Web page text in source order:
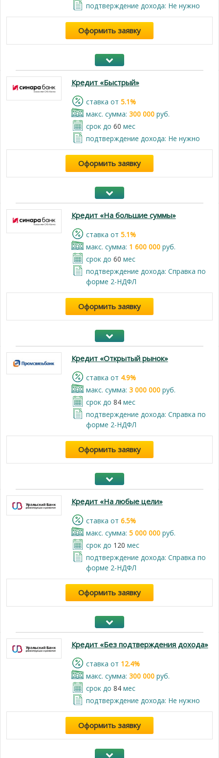
подтверждение дохода: Не нужно
Оформить заявку
Кредит «Быстрый»
cтавка от 5.1%
макс. сумма: 300 000руб.
срок до 60 мес
подтверждение дохода: Не нужно
Оформить заявку
Кредит «На большие суммы»
cтавка от 5.1%
макс. сумма: 1 600 000руб.
срок до 60 мес
подтверждение дохода: Справка по
форме 2-НДФЛ
Оформить заявку
Кредит «Открытый рынок»
cтавка от 4.9%
макс. сумма: 3 000 000руб.
срок до 84мес
подтверждение дохода: Справка по
форме 2-НДФЛ
Оформить заявку
Кредит «На любые цели»
cтавка от 6.5%
макс. сумма: 5 000 000руб.
срок до 120 мес
подтверждение дохода: Справка по
форме 2-НДФЛ
Оформить заявку
Кредит «Без подтверждения дохода»
cтавка от 12.4%
макс. сумма: 300 000руб.
срок до 84мес
подтверждение дохода: Не нужно
Оформить заявку